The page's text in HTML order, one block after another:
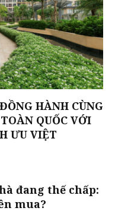
HÀNH CÙNG
QUỐC VỚI
ƯU VIỆT
đang thế chấp:
mua?